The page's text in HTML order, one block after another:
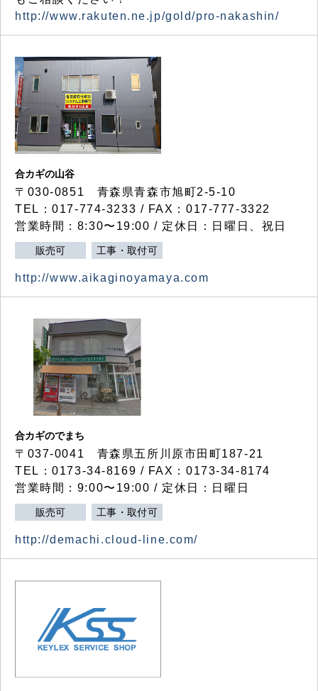
http://www.rakuten.ne.jp/gold/pro-nakashin/
合カギの山谷
〒030-0851 青森県青森市旭町2-5-10
TEL：017-774-3233 / FAX：017-777-3322
営業時間：8:30〜19:00 / 定休日：日曜日、祝日
販売可 工事・取付可
http://www.aikaginoyamaya.com
合カギのでまち
〒037-0041 青森県五所川原市田町187-21
TEL：0173-34-8169 / FAX：0173-34-8174
営業時間：9:00〜19:00 / 定休日：日曜日
販売可 工事・取付可
http://demachi.cloud-line.com/